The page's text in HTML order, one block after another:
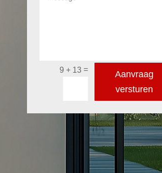
9 + 13 =
Aanvraag
versturen